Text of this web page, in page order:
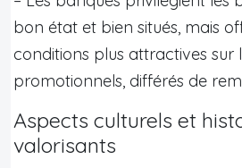
bon état et bien situés, mais
conditions plus attractives sur
promotionnels, différés de
Aspects culturels et
valorisants